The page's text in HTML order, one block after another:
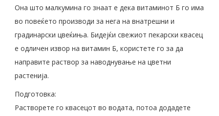
Она што малкумина го знаат е дека витаминот Б го има
во повеќето производи за нега на внатрешни и
градинарски цвеќиња. Бидејќи свежиот пекарски квасец
е одличен извор на витамин Б, користете го за да
направите раствор за наводнување на цветни
растенија.
Подготовка:
Растворете го квасецот во водата, потоа додадете